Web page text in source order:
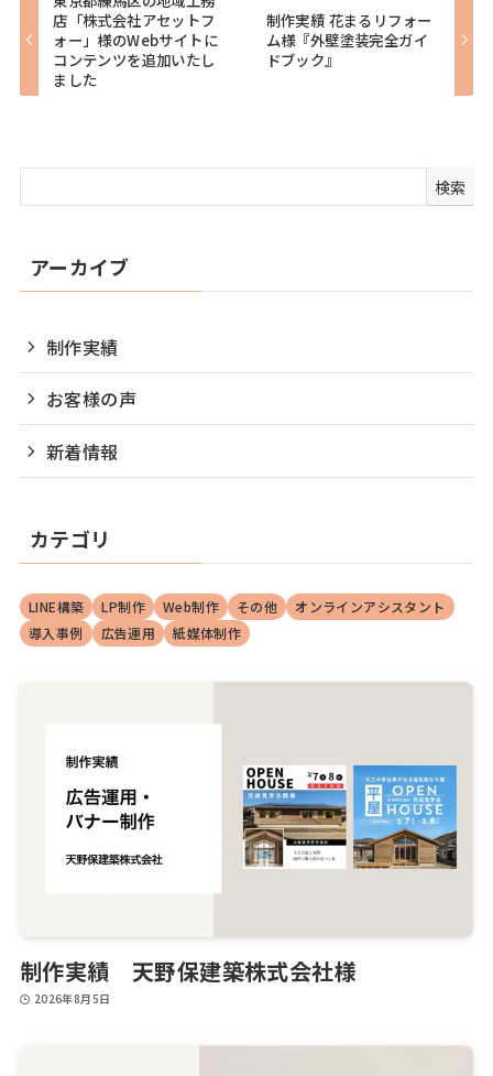
店「株式会社アセットフ
ォー」様のWebサイトに
コンテンツを追加いたし
ました
制作実績 花まるリフォー
ム様『外壁塗装完全ガイ
ドブック』
検索
アーカイブ
制作実績
お客様の声
新着情報
カテゴリ
LINE構築 LP制作 Web制作 その他
オンラインアシスタント
導入事例
広告運用 紙媒体制作
制作実績 天野保建築株式会社様
2026年8月5日